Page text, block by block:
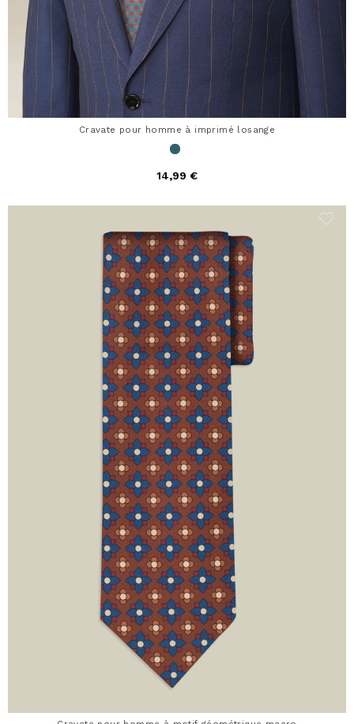
Cravate pour homme à imprimé losange
14,99 €